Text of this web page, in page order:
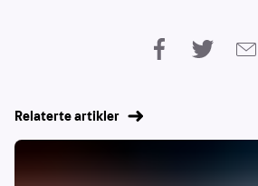
Relaterte artikler